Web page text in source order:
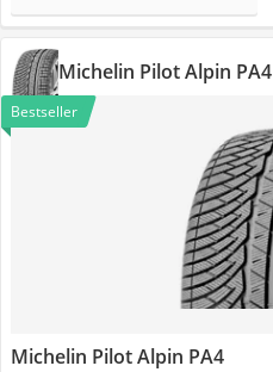
Michelin Pilot Alpin PA4
Bestseller
Michelin Pilot Alpin PA4